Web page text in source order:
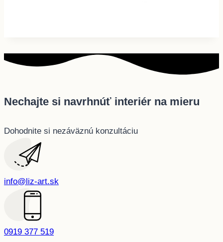
Nechajte si navrhnúť interiér na mieru
Dohodnite si nezáväznú konzultáciu
info@liz-art.sk
0919 377 519